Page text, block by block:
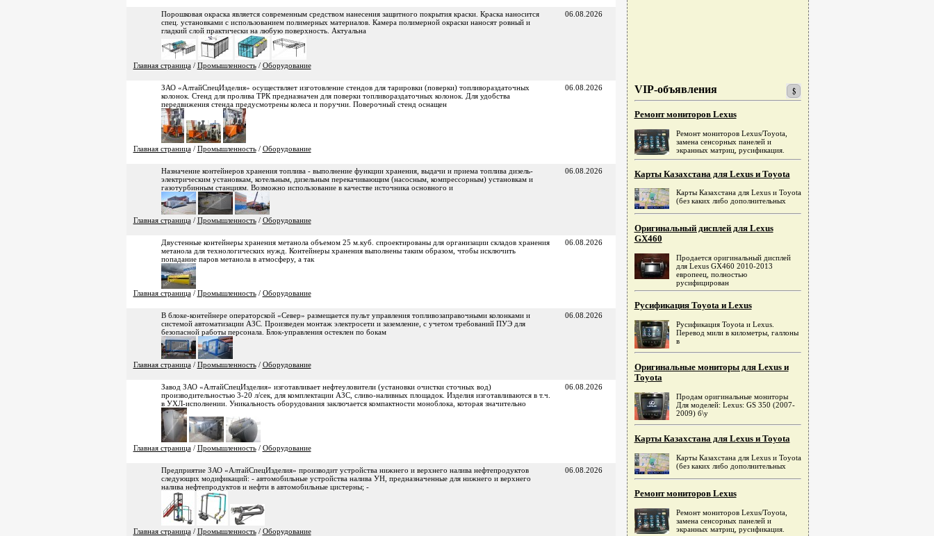
Порошковая окраска является современным средством нанесения защитного покрытия краски. Краска наносится
спец. установками с использованием полимерных материалов. Камера полимерной окраски наносят ровный и
гладкий слой практически на любую поверхность. Актуальна
Главная страница/ Промышленность/ Оборудование
06.08.2026
ЗАО «АлтайСпецИзделия» осуществляет изготовление стендов для тарировки (поверки) топливораздаточных
колонок. Стенд для пролива ТРК предназначен для поверки топливораздаточных колонок. Для удобства
передвижения стенда предусмотрены колеса и поручни. Поверочный стенд оснащен
Главная страница/ Промышленность/ Оборудование
06.08.2026
Назначение контейнеров хранения топлива - выполнение функции хранения, выдачи и приема топлива дизель-
электрическим установкам, котельным, дизельным перекачивающим (насосным, компрессорным) установкам и
газотурбинным станциям. Возможно использование в качестве источника основного и
Главная страница/ Промышленность/ Оборудование
06.08.2026
Двустенные контейнеры хранения метанола объемом 25 м.куб. спроектированы для организации складов хранения
метанола для технологических нужд. Контейнеры хранения выполнены таким образом, чтобы исключить
попадание паров метанола в атмосферу, а так
Главная страница/ Промышленность/ Оборудование
06.08.2026
В блоке-контейнере операторской «Север» размещается пульт управления топливозаправочными колонками и
системой автоматизации АЗС. Произведен монтаж электросети и заземление, с учетом требований ПУЭ для
безопасной работы персонала. Блок-управления остеклен по бокам
Главная страница/ Промышленность/ Оборудование
06.08.2026
Завод ЗАО «АлтайСпецИзделия» изготавливает нефтеуловители (установки очистки сточных вод)
производительностью 3-20 л/сек, для комплектации АЗС, сливо-наливных площадок. Изделия изготавливаются в т.ч.
в УХЛ-исполнении. Уникальность оборудования заключается компактности моноблока, которая значительно
Главная страница/ Промышленность/ Оборудование
06.08.2026
Предприятие ЗАО «АлтайСпецИзделия» производит устройства нижнего и верхнего налива нефтепродуктов
следующих модификаций: - автомобильные устройства налива УН, предназначенные для нижнего и верхнего
налива нефтепродуктов и нефти в автомобильные цистерны; -
Главная страница/ Промышленность/ Оборудование
06.08.2026
VIP-объявления
Ремонт мониторов Lexus
Ремонт мониторов Lexus/Toyota,
замена сенсорных панелей и
экранных матриц, русификация.
Карты Казахстана для Lexus и Toyota
Карты Казахстана для Lexus и Toyota
(без каких либо дополнительных
Оригинальный дисплей для Lexus
GX460
Продается оригинальный дисплей
для Lexus GX460 2010-2013
европеец, полностью
русифицирован
Русификация Toyota и Lexus
Русификация Toyota и Lexus.
Перевод мили в километры, галлоны
в
Оригинальные мониторы для Lexus и
Toyota
Продам оригинальные мониторы
Для моделей: Lexus: GS 350 (2007-
2009) б\у
Карты Казахстана для Lexus и Toyota
Карты Казахстана для Lexus и Toyota
(без каких либо дополнительных
Ремонт мониторов Lexus
Ремонт мониторов Lexus/Toyota,
замена сенсорных панелей и
экранных матриц, русификация.